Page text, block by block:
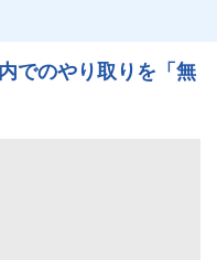
でのやり取りを「無